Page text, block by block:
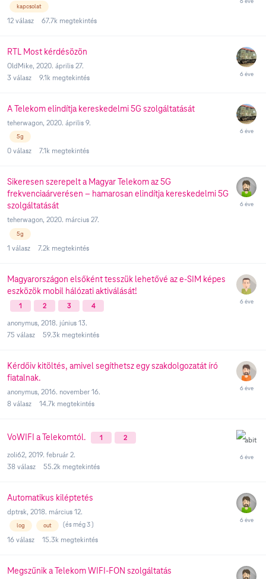
kapcsolat
12 válasz 67.7k megtekintés
RTL Most kérdésözön
OldMike, 2020. április 27.
3 válasz 9.1k megtekintés
A Telekom elindítja kereskedelmi 5G szolgáltatását
teherwagon, 2020. április 9.
5g
0 válasz 7.1k megtekintés
Sikeresen szerepelt a Magyar Telekom az 5G
frekvenciaárverésen – hamarosan elindítja kereskedelmi 5G
szolgáltatását
teherwagon, 2020. március 27.
5g
1 válasz 7.2k megtekintés
Magyarországon elsőként tesszük lehetővé az e-SIM képes
eszközök mobil hálózati aktiválását!
1 2 3 4
anonymus, 2018. június 13.
75 válasz 59.3k megtekintés
Kérdőiv kitöltés, amivel segíthetsz egy szakdolgozatát író
fiatalnak.
anonymus, 2016. november 16.
8 válasz 14.7k megtekintés
VoWIFI a Telekomtól. 1 2
zoli62, 2019. február 2.
38 válasz 55.2k megtekintés
Automatikus kiléptetés
dptrsk, 2018. március 12.
log out (és még 3 )
16 válasz 15.3k megtekintés
Megszűnik a Telekom WIFI-FON szolgáltatás